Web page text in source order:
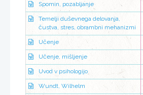
Spomin, pozabljanje
Temelji duševnega delovanja,
čustva, stres, obrambni mehanizmi
Učenje
Učenje, mišljenje
Uvod v psihologijo
Wundt, Wilhelm